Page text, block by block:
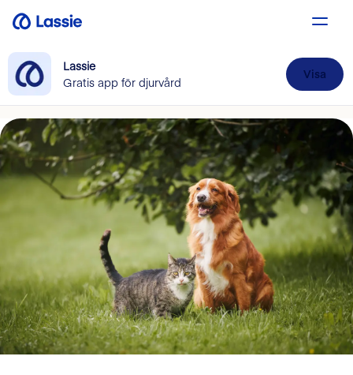
Lassie
Gratis app för djurvård
Visa